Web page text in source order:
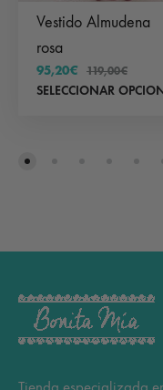
Vestido Almudena
rosa
95,20€ 119,00€
SELECCIONAR